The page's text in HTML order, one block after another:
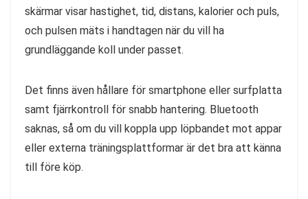
skärmar visar hastighet, tid, distans, kalorier och puls,
och pulsen mäts i handtagen när du vill ha
grundläggande koll under passet.
Det finns även hållare för smartphone eller surfplatta
samt fjärrkontroll för snabb hantering. Bluetooth
saknas, så om du vill koppla upp löpbandet mot appar
eller externa träningsplattformar är det bra att känna
till före köp.